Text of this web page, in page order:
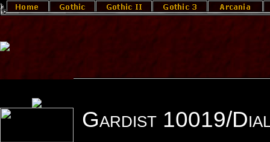
Gardist 10019/